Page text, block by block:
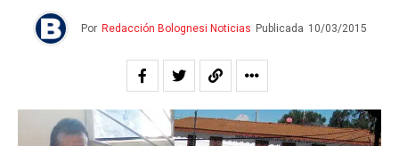
Por Redacción Bolognesi Noticias Publicada 10/03/2015